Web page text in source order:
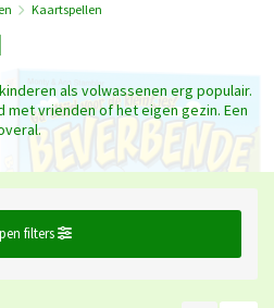
Kaartspellen
als volwassenen erg populair.
met vrienden of het eigen gezin. Een
filters